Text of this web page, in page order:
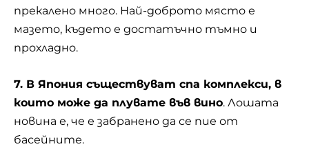
прекалено много. Най-доброто място е
мазето, където е достатъчно тъмно и
прохладно.
7. В Япония съществуват спа комплекси, в
които може да плувате във вино. Лошата
новина е, че е забранено да се пие от
басейните.